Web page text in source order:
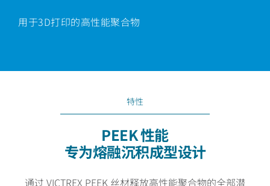
用于3D打印的高性能聚合物
特性
PEEK 性能
专为熔融沉积成型设计
通过 VICTREX PEEK 丝材释放高性能聚合物的全部潜